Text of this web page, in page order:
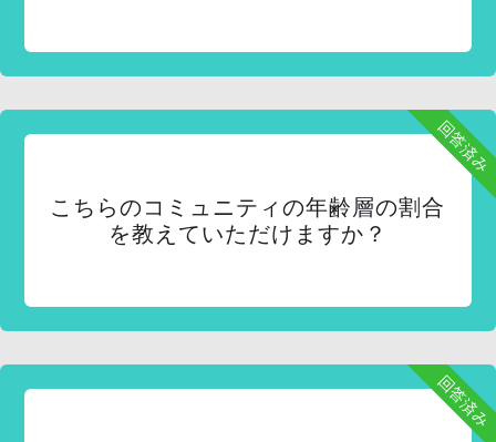
回答済み
こちらのコミュニティの年齢層の割合
を教えていただけますか？
回答済み